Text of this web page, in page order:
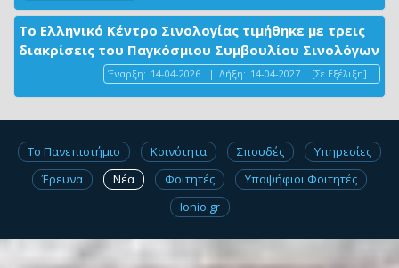
Το Ελληνικό Κέντρο Σινολογίας τιμήθηκε με τρεις
διακρίσεις του Παγκόσμιου Συμβουλίου Σινολόγων
Έναρξη: 14-04-2026 | Λήξη: 14-04-2027 [Σε Εξέλιξη]
Το Πανεπιστήμιο Κοινότητα Σπουδές
Υπηρεσίες
Έρευνα
Νέα Φοιτητές
Υποψήφιοι Φοιτητές
Ionio.gr